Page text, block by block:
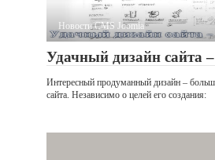
Новости CMS Joomla
Удачный дизайн сайта
Интересный продуманный дизайн –
сайта. Независимо о целей его создания: